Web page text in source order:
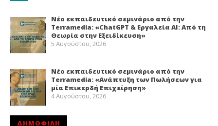
Νέο εκπαιδευτικό σεμινάριο από την
Terramedia: «ChatGPT & Εργαλεία ΑΙ: Από τη
Θεωρία στην Εξειδίκευση»
5 Αυγούστου, 2026
Νέο εκπαιδευτικό σεμινάριο από την
Terramedia: «Ανάπτυξη των Πωλήσεων για
μία Επικερδή Επιχείρηση»
4 Αυγούστου, 2026
ΔΗΜΟΦΙΛΗ